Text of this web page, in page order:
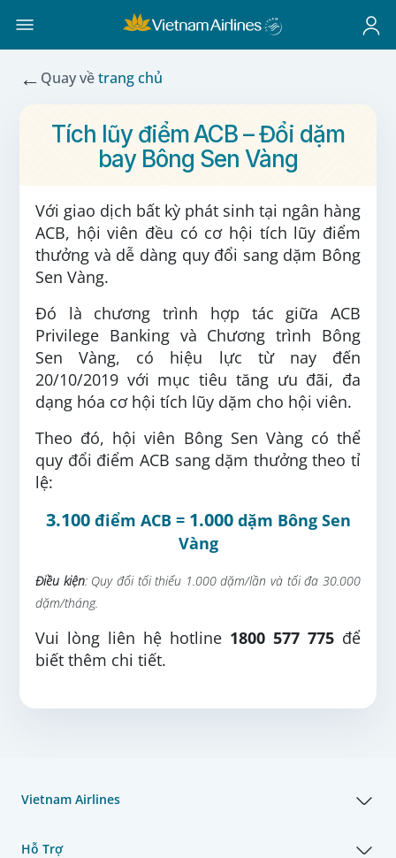
← Quay vềtrang chủ
Tích lũy điểm ACB – Đổi dặm
bay Bông Sen Vàng
Với giao dịch bất kỳ phát sinh tại ngân hàng
ACB, hội viên đều có cơ hội tích lũy điểm
thưởng và dễ dàng quy đổi sang dặm Bông
Sen Vàng.
Đó là chương trình hợp tác giữa ACB
Privilege Banking và Chương trình Bông
Sen Vàng, có hiệu lực từ nay đến
20/10/2019 với mục tiêu tăng ưu đãi, đa
dạng hóa cơ hội tích lũy dặm cho hội viên.
Theo đó, hội viên Bông Sen Vàng có thể
quy đổi điểm ACB sang dặm thưởng theo tỉ
lệ:
3.100 điểm ACB = 1.000dặm Bông Sen
Vàng
Điều kiện: Quy đổi tối thiểu 1.000 dặm/lần và tối đa 30.000
dặm/tháng.
Vui lòng liên hệ hotline 1800 577 775 để
biết thêm chi tiết.
Vietnam Airlines
Hỗ Trợ